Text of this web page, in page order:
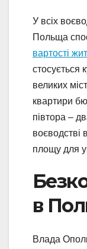
У всіх
Польща
вартості
стосується
великих
квартири
півтора –
воєводстві
площу для
в
Влада